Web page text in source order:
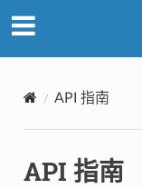
API 指南
API 指南